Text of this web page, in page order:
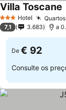
3 EstrelasHotel
Villa Toscane
7,1 3.683 a
De € 92
Consulte os